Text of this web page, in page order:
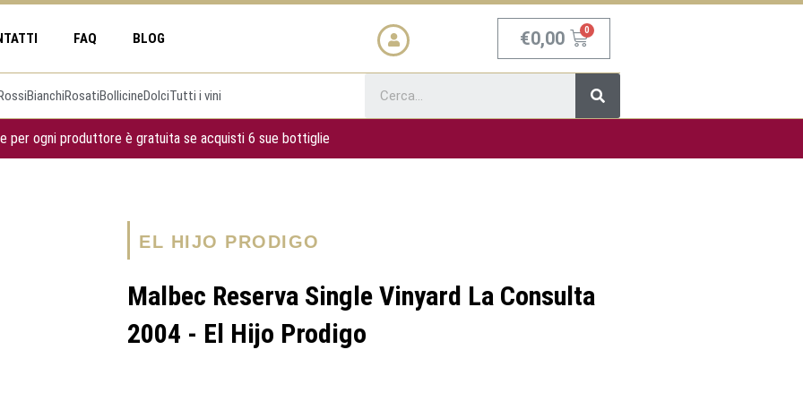
FAQ BLOG €0,00 Carrello
BianchiRosatiBollicineDolciTutti i vini
Cerca
per ogni produttore è gratuita se acquisti 6 sue bottiglie
EL HIJO PRODIGO
Malbec Reserva Single Vinyard La Consulta
2004 - El Hijo Prodigo